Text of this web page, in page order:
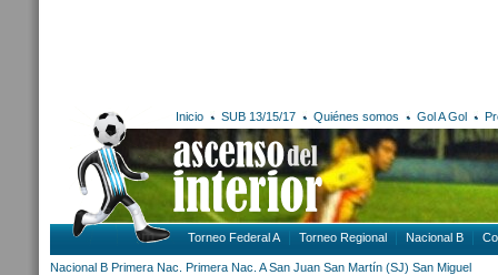
Inicio SUB 13/15/17 Quiénes somos Gol A Gol
Torneo Federal A Torneo Regional Nacional B
Nacional B Primera Nac. Primera Nac. A San Juan San Martín (SJ) San Miguel